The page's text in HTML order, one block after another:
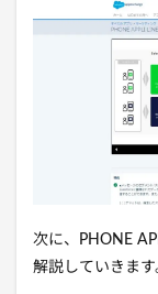
次に、PHONE
解説していきます